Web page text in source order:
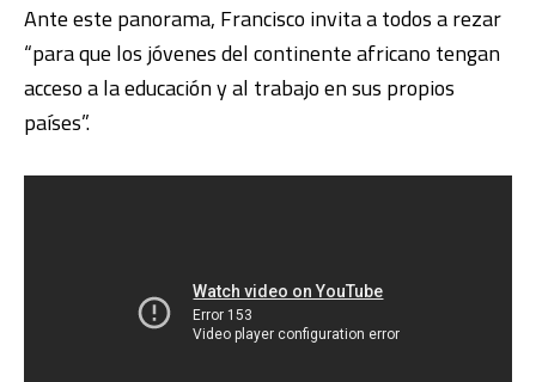
Ante este panorama, Francisco invita a todos a rezar
“para que los jóvenes del continente africano tengan
acceso a la educación y al trabajo en sus propios
países”.